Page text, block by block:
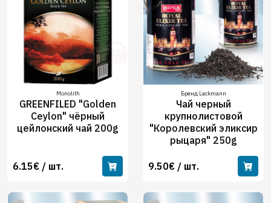
Monolith
GREENFILED "Golden
Ceylon" чёрный
цейлонский чай 200g
6.15€ / шт.
Бренд Lackmann
Чай черный
крупнолистовой
"Королевский эликсир
рыцаря" 250g
9.50€ / шт.